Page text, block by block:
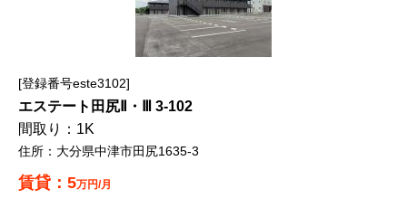
登録番号este3102
エステート田尻Ⅱ・Ⅲ 3-102
1K
大分県中津市田尻1635-3
5万円/月